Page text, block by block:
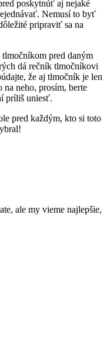
poskytnúť aj nejaké
Nemusí to byť
pripraviť sa na
pred daným
dá rečník tlmočníkovi
že aj tlmočník je len
na neho, prosím, berte
príliš uniesť.
pred každým, kto si toto
ale my vieme najlepšie,